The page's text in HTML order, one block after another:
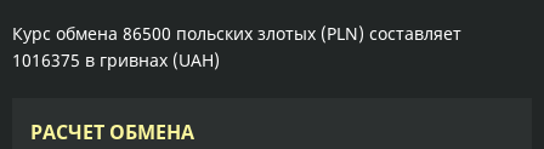
Курс обмена 86500 польских злотых (PLN) составляет
1016375 в гривнах (UAH)
РАСЧЕТ ОБМЕНА